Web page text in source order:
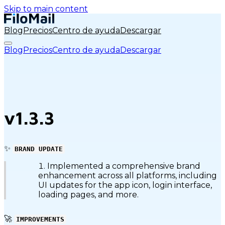
Skip to main content
BlogPreciosCentro de ayudaDescargar
BlogPreciosCentro de ayudaDescargar
v1.3.3
✨ BRAND UPDATE
Implemented a comprehensive brand
enhancement across all platforms, including
UI updates for the app icon, login interface,
loading pages, and more.
🚀 IMPROVEMENTS